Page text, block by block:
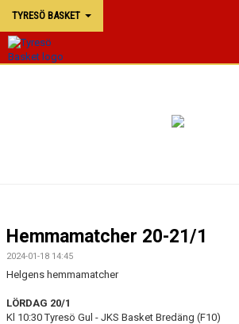
TYRESÖ BASKET
DOKUMENT
Hemmamatcher 20-21/1
2024-01-18 14:45
Helgens hemmamatcher
LÖRDAG 20/1
Kl 10:30 Tyresö Gul - JKS Basket Bredäng (F10)